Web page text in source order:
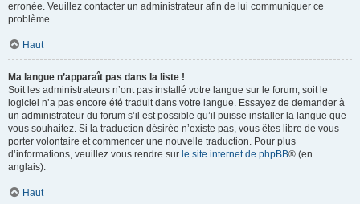
erronée. Veuillez contacter un administrateur afin de lui communiquer ce
problème.
Haut
Ma langue n’apparaît pas dans la liste !
Soit les administrateurs n’ont pas installé votre langue sur le forum, soit le
logiciel n’a pas encore été traduit dans votre langue. Essayez de demander à
un administrateur du forum s’il est possible qu’il puisse installer la langue que
vous souhaitez. Si la traduction désirée n’existe pas, vous êtes libre de vous
porter volontaire et commencer une nouvelle traduction. Pour plus
d’informations, veuillez vous rendre sur le site internet de phpBB® (en
anglais).
Haut